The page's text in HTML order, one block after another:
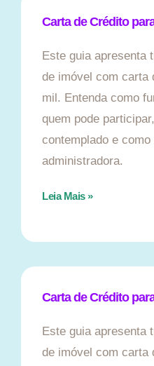
Carta de Crédito
Este guia apresenta
de imóvel com carta
mil. Entenda como
quem pode
contemplado e
administradora.
Leia Mais »
Carta de Crédito
Este guia apresenta
de imóvel com carta